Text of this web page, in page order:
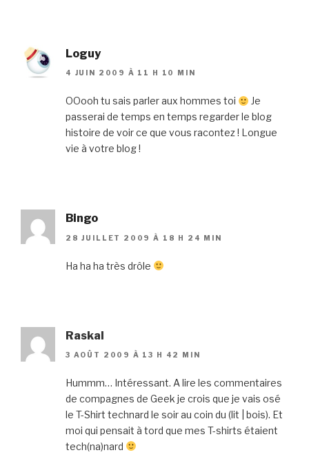
Loguy
4 JUIN 2009 À 11 H 10 MIN
OOooh tu sais parler aux hommes toi
Je
passerai de temps en temps regarder le blog
histoire de voir ce que vous racontez ! Longue
vie à votre blog !
Bingo
28 JUILLET 2009 À 18 H 24 MIN
Ha ha ha très drôle
Raskal
3 AOÛT 2009 À 13 H 42 MIN
Hummm… Intéressant. A lire les commentaires
de compagnes de Geek je crois que je vais osé
le T-Shirt technard le soir au coin du (lit | bois). Et
moi qui pensait à tord que mes T-shirts étaient
tech(na)nard